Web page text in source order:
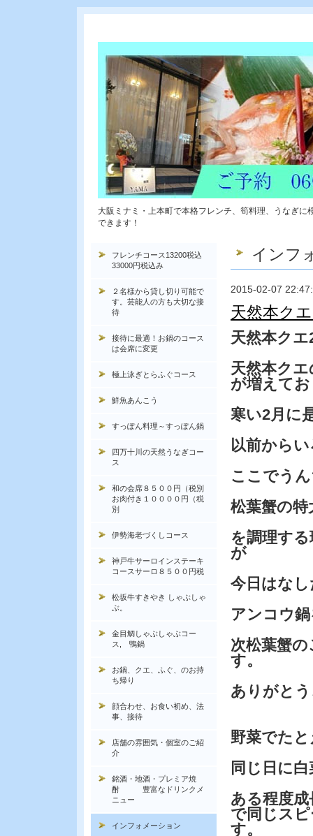
大阪ミナミ・上本町で本格フレンチ、筍料理、うなぎ
できます！
インフ
2015-02-07
天然本ク
天然本ク
天然本ク
が増えて
寒い2月に
以前から
ここでう
松葉蟹の
を調理す
が
今日はな
アンコウ
次松葉蟹
す。
ありがと
野菜でた
同じ日に
ある程度
で同じス
す。
フレンチコース13200税込
33000円税込み
２名様から貸し切り可能で
す。芸能人の方も大切な接
待
接待に最適！お鍋のコース
は会席に変更
極上泳ぎとらふぐコース
鮮魚あんこう
すっぽん料理～すっぽん鍋
四万十川の天然うなぎコー
ス
和の会席８５００円（税別
お肉付き１００００円（税
別
伊勢海老づくしコース
神戸牛サーロインステーキ
コースサーロ８５００円税
松坂牛すきやき しゃぶしゃ
ぶ。
金目鯛しゃぶしゃぶコー
ス, 鴨鍋
お鍋、クエ、ふぐ、のお持
ち帰り
顔合わせ、お食い初め、法
事、接待
店舗の雰囲気・個室のご紹
介
銘酒・地酒・プレミア焼
酎 豊富なドリンクメ
ニュー
インフォメーション